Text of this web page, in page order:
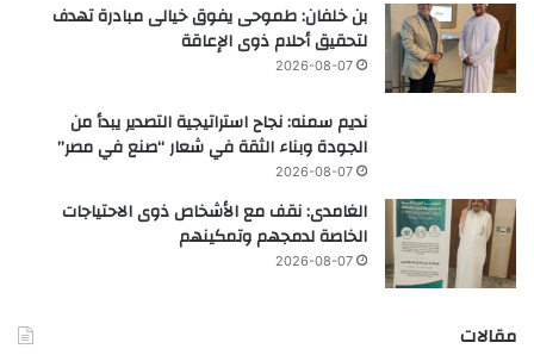
بن خلفان: طموحى يفوق خيالى مبادرة تهدف
لتحقيق أحلام ذوى الإعاقة
2026-08-07
نديم سمنه: نجاح استراتيجية التصدير يبدأ من
الجودة وبناء الثقة في شعار “صنع في مصر”
2026-08-07
الغامدى: نقف مع الأشخاص ذوى الاحتياجات
الخاصة لدمجهم وتمكينهم
2026-08-07
مقالات